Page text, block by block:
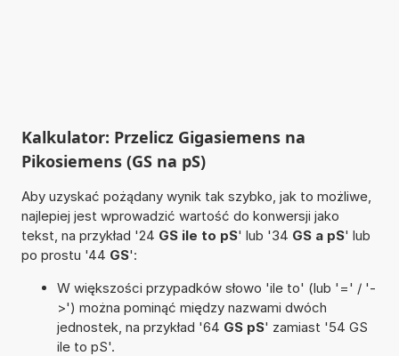
Kalkulator: Przelicz Gigasiemens na
Pikosiemens (GS na pS)
Aby uzyskać pożądany wynik tak szybko, jak to możliwe,
najlepiej jest wprowadzić wartość do konwersji jako
tekst, na przykład '24 GS ile to pS' lub '34 GS a pS' lub
po prostu '44 GS':
W większości przypadków słowo 'ile to' (lub '=' / '-
>') można pominąć między nazwami dwóch
jednostek, na przykład '64 GS pS' zamiast '54 GS
ile to pS'.